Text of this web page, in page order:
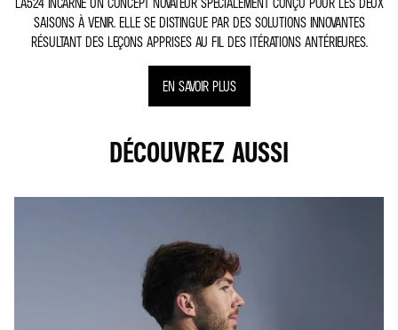
SAISONS À VENIR. ELLE SE DISTINGUE PAR DES SOLUTIONS INNOVANTES
RÉSULTANT DES LEÇONS APPRISES AU FIL DES ITÉRATIONS ANTÉRIEURES.
EN SAVOIR PLUS
DÉCOUVREZ AUSSI